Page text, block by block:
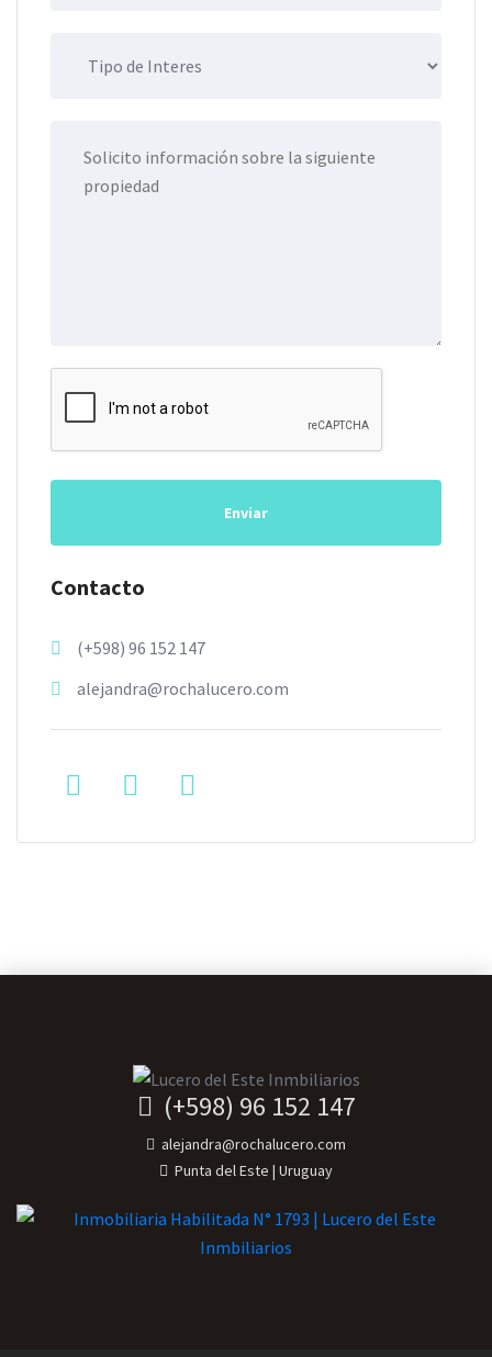
Enviar
Contacto
(+598) 96 152 147
alejandra@rochalucero.com
(+598) 96 152 147
alejandra@rochalucero.com
Punta del Este | Uruguay